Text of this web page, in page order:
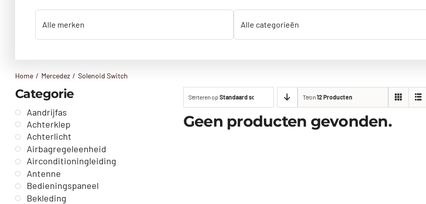
Home Mercedez Solenoid Switch
Categorie
Aandrijfas
Achterklep
Achterlicht
Airbagregeleenheid
Airconditioningleiding
Antenne
Bedieningspaneel
Bekleding
Sorteren op Standaard sorteervolgorde Toon12 Producten
Geen producten gevonden.